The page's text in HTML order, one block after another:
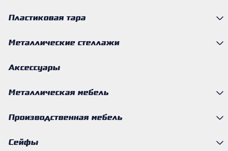
Пластиковая тара
Металлические стеллажи
Аксессуары
Металлическая мебель
Производственная мебель
Сейфы